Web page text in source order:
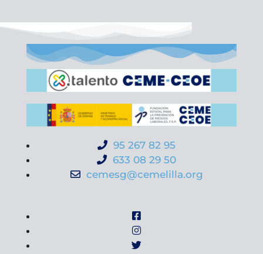
95 267 82 95
633 08 29 50
cemesg@cemelilla.org